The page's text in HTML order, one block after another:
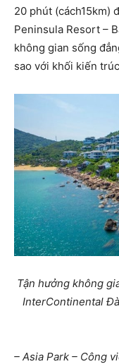
20 phút (cách15km)
Peninsula Resort –
không gian sống
sao với khối kiến
Tận hưởng không
InterContinental
– Asia Park – Công